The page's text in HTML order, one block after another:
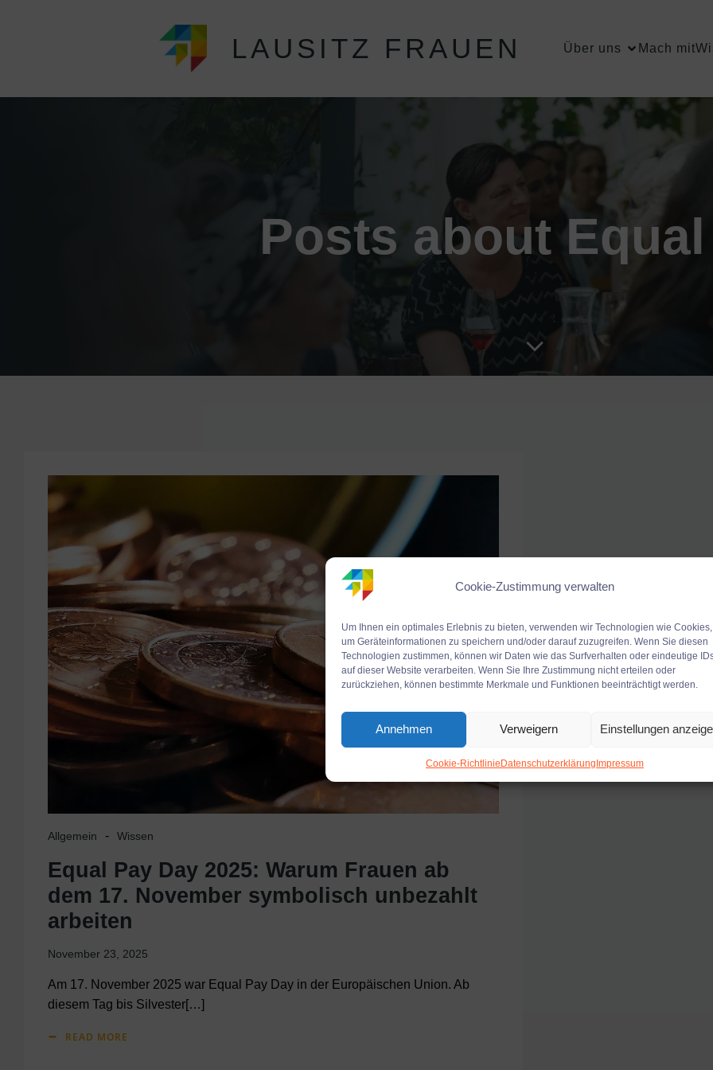
Cookie-Zustimmung verwalten
Um Ihnen ein optimales Erlebnis zu bieten, verwenden wir Technologien wie Cookies,
um Geräteinformationen zu speichern und/oder darauf zuzugreifen. Wenn Sie diesen
Technologien zustimmen, können wir Daten wie das Surfverhalten oder eindeutige
auf dieser Website verarbeiten. Wenn Sie Ihre Zustimmung nicht erteilen oder
zurückziehen, können bestimmte Merkmale und Funktionen beeinträchtigt werden.
Annehmen Verweigern Einstellungen
Cookie-RichtlinieDatenschutzerklärungImpressum
LAUSITZ FRAUEN Über uns Mach mit
Posts about
Allgemein - Wissen
Equal Pay Day 2025: Warum Frauen ab
dem 17. November symbolisch unbezahlt
arbeiten
November 23, 2025
Am 17. November 2025 war Equal Pay Day in der Europäischen Union. Ab
diesem Tag bis Silvester[…]
READ MORE